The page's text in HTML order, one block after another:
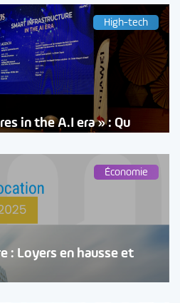
High-tech
in the A.I era » : Qu
Économie
: Loyers en hausse et